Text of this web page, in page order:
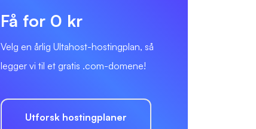
Få for 0 kr
Velg en årlig Ultahost-hostingplan, så
legger vi til et gratis .com-domene!
Utforsk hostingplaner